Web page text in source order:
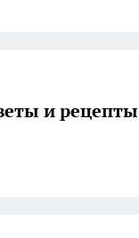
и рецепты